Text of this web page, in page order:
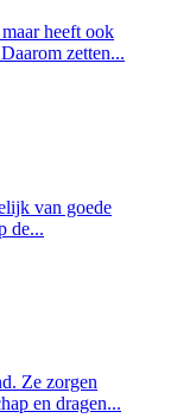
heeft ook
zetten...
van goede
de...
Ze zorgen
en dragen...